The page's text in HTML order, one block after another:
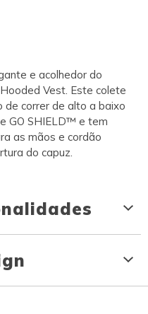
e acolhedor do
Vest. Este colete
de correr de alto a baixo
GO SHIELD™ e tem
as mãos e cordão
do capuz.